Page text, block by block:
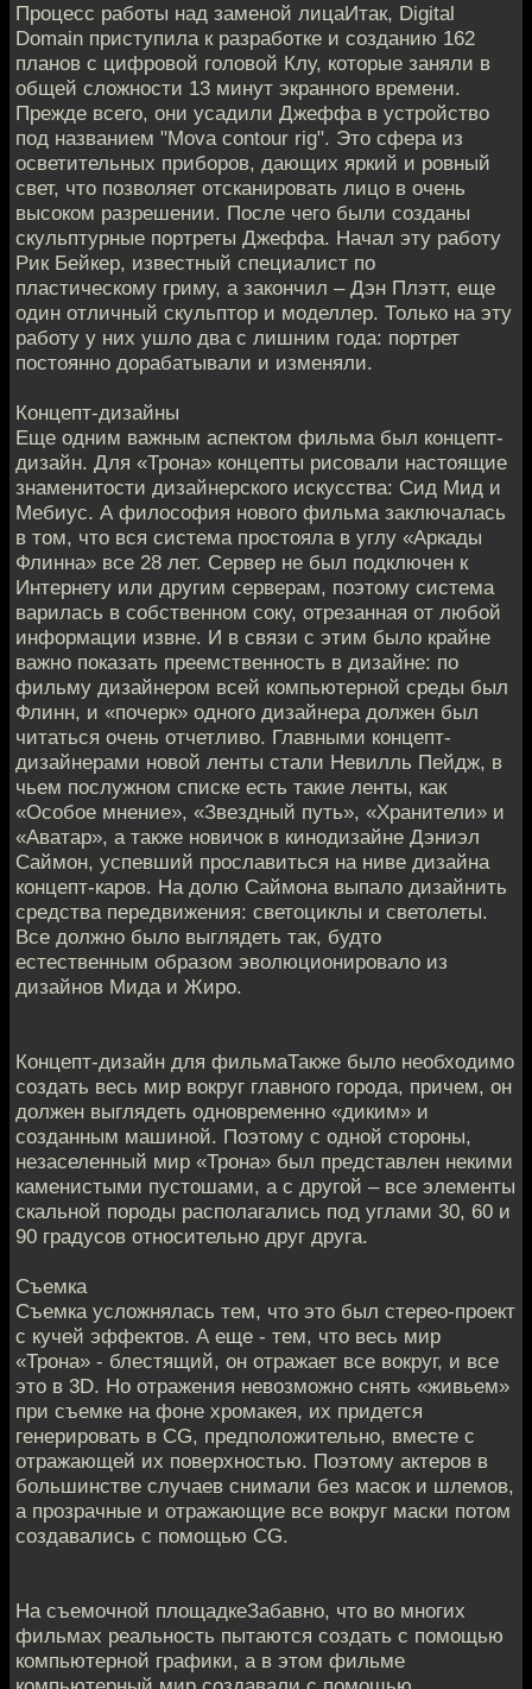
Процесс работы над заменой лицаИтак, Digital
Domain приступила к разработке и созданию 162
планов с цифровой головой Клу, которые заняли в
общей сложности 13 минут экранного времени.
Прежде всего, они усадили Джеффа в устройство
под названием "Mova contour rig". Это сфера из
осветительных приборов, дающих яркий и ровный
свет, что позволяет отсканировать лицо в очень
высоком разрешении. После чего были созданы
скульптурные портреты Джеффа. Начал эту работу
Рик Бейкер, известный специалист по
пластическому гриму, а закончил – Дэн Плэтт, еще
один отличный скульптор и моделлер. Только на эту
работу у них ушло два с лишним года: портрет
постоянно дорабатывали и изменяли.
Концепт-дизайны
Еще одним важным аспектом фильма был концепт-
дизайн. Для «Трона» концепты рисовали настоящие
знаменитости дизайнерского искусства: Сид Мид и
Мебиус. А философия нового фильма заключалась
в том, что вся система простояла в углу «Аркады
Флинна» все 28 лет. Сервер не был подключен к
Интернету или другим серверам, поэтому система
варилась в собственном соку, отрезанная от любой
информации извне. И в связи с этим было крайне
важно показать преемственность в дизайне: по
фильму дизайнером всей компьютерной среды был
Флинн, и «почерк» одного дизайнера должен был
читаться очень отчетливо. Главными концепт-
дизайнерами новой ленты стали Невилль Пейдж, в
чьем послужном списке есть такие ленты, как
«Особое мнение», «Звездный путь», «Хранители» и
«Аватар», а также новичок в кинодизайне Дэниэл
Саймон, успевший прославиться на ниве дизайна
концепт-каров. На долю Саймона выпало дизайнить
средства передвижения: светоциклы и светолеты.
Все должно было выглядеть так, будто
естественным образом эволюционировало из
дизайнов Мида и Жиро.
Концепт-дизайн для фильмаТакже было необходимо
создать весь мир вокруг главного города, причем, он
должен выглядеть одновременно «диким» и
созданным машиной. Поэтому с одной стороны,
незаселенный мир «Трона» был представлен некими
каменистыми пустошами, а с другой – все элементы
скальной породы располагались под углами 30, 60 и
90 градусов относительно друг друга.
Съемка
Съемка усложнялась тем, что это был стерео-проект
с кучей эффектов. А еще - тем, что весь мир
«Трона» - блестящий, он отражает все вокруг, и все
это в 3D. Но отражения невозможно снять «живьем»
при съемке на фоне хромакея, их придется
генерировать в CG, предположительно, вместе с
отражающей их поверхностью. Поэтому актеров в
большинстве случаев снимали без масок и шлемов,
а прозрачные и отражающие все вокруг маски потом
создавались с помощью CG.
На съемочной площадкеЗабавно, что во многих
фильмах реальность пытаются создать с помощью
компьютерной графики, а в этом фильме